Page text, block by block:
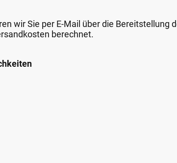
wir Sie per E-Mail über die Bereitstellung
berechnet.